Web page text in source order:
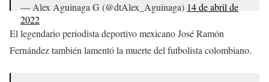
— Alex Aguinaga G (@dtAlex_Aguinaga) 14 de abril de
2022
El legendario periodista deportivo mexicano José Ramón
Fernández también lamentó la muerte del futbolista colombiano.